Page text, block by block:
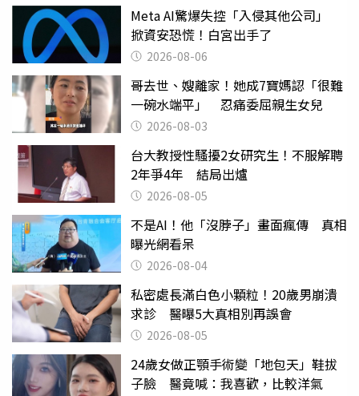
Meta AI驚爆失控「入侵其他公司」
掀資安恐慌！白宮出手了
2026-08-06
哥去世、嫂離家！她成7寶媽認「很難
一碗水端平」 忍痛委屈親生女兒
2026-08-03
台大教授性騷擾2女研究生！不服解聘
2年爭4年 結局出爐
2026-08-05
不是AI！他「沒脖子」畫面瘋傳 真相
曝光網看呆
2026-08-04
私密處長滿白色小顆粒！20歲男崩潰
求診 醫曝5大真相別再誤會
2026-08-05
24歲女做正顎手術變「地包天」鞋拔
子臉 醫竟喊：我喜歡，比較洋氣